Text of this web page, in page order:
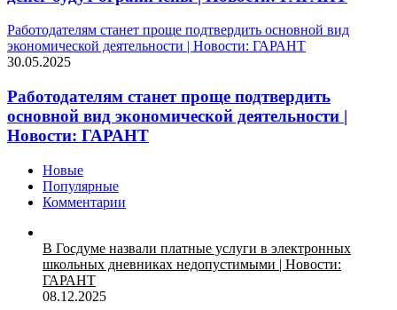
Работодателям станет проще подтвердить основной вид
экономической деятельности | Новости: ГАРАНТ
30.05.2025
Работодателям станет проще подтвердить
основной вид экономической деятельности |
Новости: ГАРАНТ
Новые
Популярные
Комментарии
В Госдуме назвали платные услуги в электронных
школьных дневниках недопустимыми | Новости:
ГАРАНТ
08.12.2025